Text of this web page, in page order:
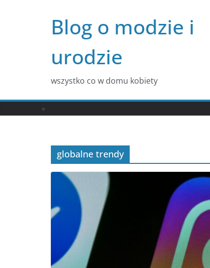
Blog o modzie i
urodzie
wszystko co w domu kobiety
globalne trendy